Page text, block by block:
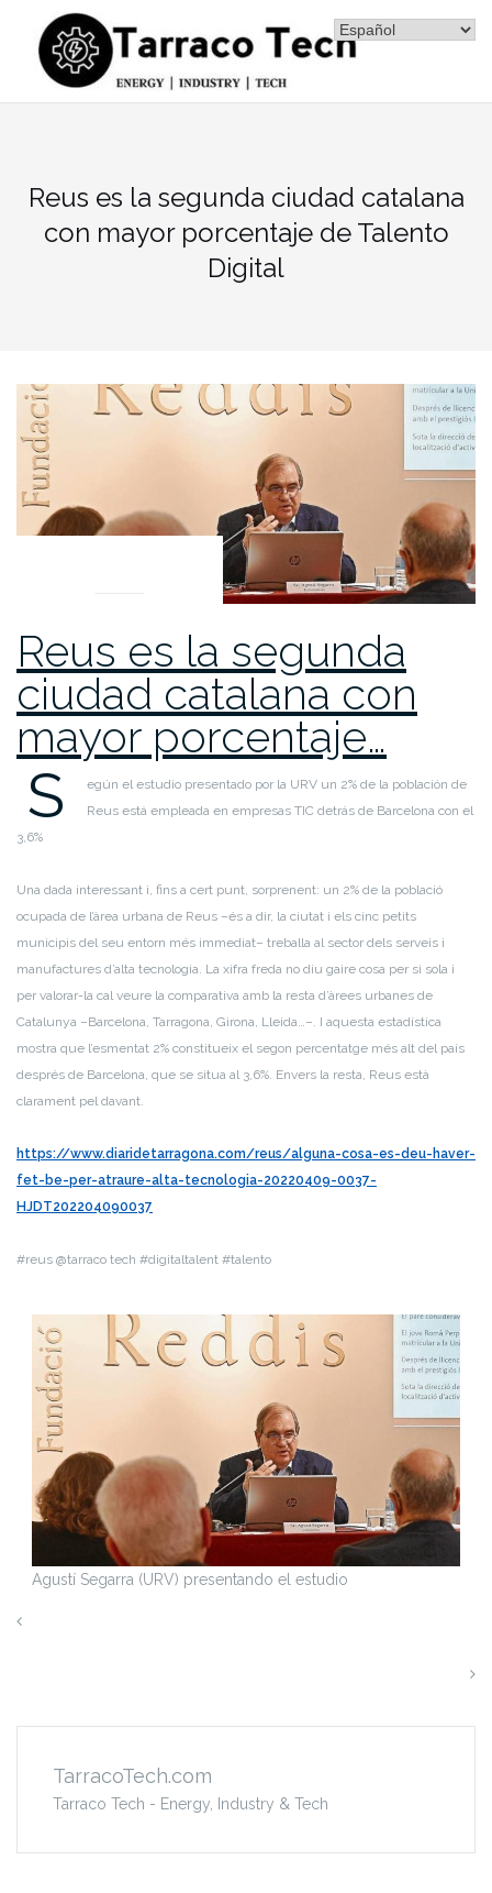
contenido
Reus es la segunda ciudad catalana
con mayor porcentaje de Talento
Digital
Reus es la segunda
ciudad catalana con
mayor porcentaje…
S
egún el estudio presentado por la URV un 2% de la población de
Reus está empleada en empresas TIC detrás de Barcelona con el
3,6%
Una dada interessant i, fins a cert punt, sorprenent: un 2% de la població
ocupada de l’àrea urbana de Reus –és a dir, la ciutat i els cinc petits
municipis del seu entorn més immediat– treballa al sector dels serveis i
manufactures d’alta tecnologia. La xifra freda no diu gaire cosa per si sola i
per valorar-la cal veure la comparativa amb la resta d’àrees urbanes de
Catalunya –Barcelona, Tarragona, Girona, Lleida…–. I aquesta estadística
mostra que l’esmentat 2% constitueix el segon percentatge més alt del país
després de Barcelona, que se situa al 3,6%. Envers la resta, Reus està
clarament pel davant.
https://www.diaridetarragona.com/reus/alguna-cosa-es-deu-haver-
fet-be-per-atraure-alta-tecnologia-20220409-0037-
HJDT202204090037
#reus @tarraco tech #digitaltalent #talento
Agustí Segarra (URV) presentando el estudio
TarracoTech.com
Tarraco Tech - Energy, Industry & Tech